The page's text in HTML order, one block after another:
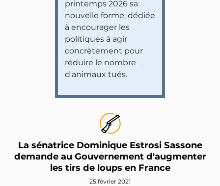
printemps 2026 sa
nouvelle forme, dédiée
à encourager les
politiques à agir
concrètement pour
réduire le nombre
d'animaux tués.
La sénatrice Dominique Estrosi Sassone
demande au Gouvernement d'augmenter
les tirs de loups en France
25 février 2021